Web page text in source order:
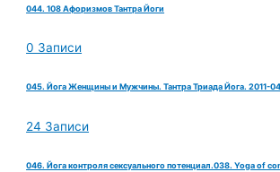
044. 108 Афоризмов Тантра Йоги
0 Записи
045. Йога Женщины и Мужчины. Тантра Триада Йога. 2011-
24 Записи
046. Йога контроля сексуального потенциал.038. Yoga of